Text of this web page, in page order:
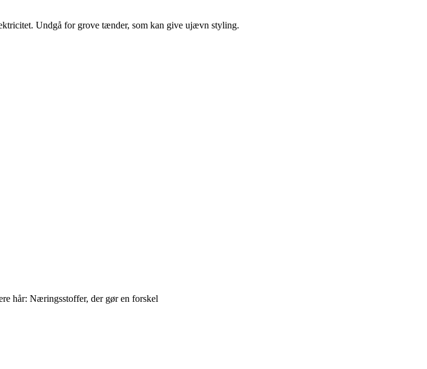
Undgå for grove tænder, som kan give ujævn styling.
hår: Næringsstoffer, der gør en forskel